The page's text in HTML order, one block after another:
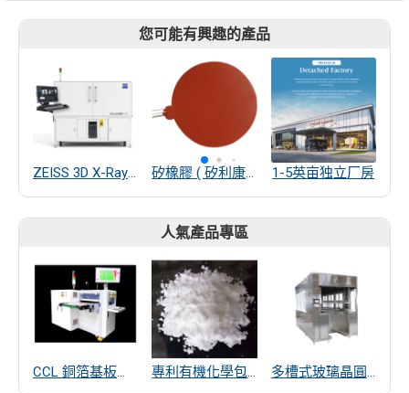
您可能有興趣的產品
ZEISS 3D X-Ray 顯微鏡 矽橡膠 ( 矽利康 ) 電熱 1-5英亩独立厂房
人氣產品專區
CCL 銅箔基板厚度量測 專利有機化學包覆SiO2遠紅外線散熱粒子 多槽式玻璃晶圓清洗機